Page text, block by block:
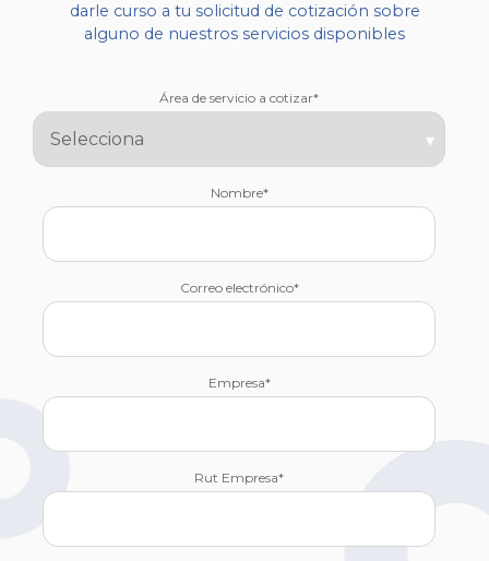
darle curso a tu solicitud de cotización sobre
alguno de nuestros servicios disponibles
Área de servicio a cotizar*
Nombre*
Correo electrónico*
Empresa*
Rut Empresa*